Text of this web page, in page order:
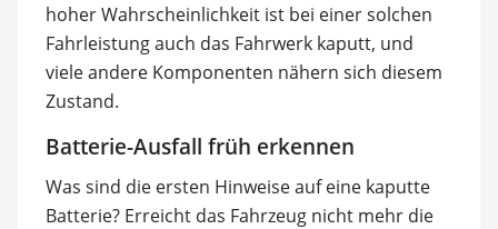
hoher Wahrscheinlichkeit ist bei einer solchen
Fahrleistung auch das Fahrwerk kaputt, und
viele andere Komponenten nähern sich diesem
Zustand.
Batterie-Ausfall früh erkennen
Was sind die ersten Hinweise auf eine kaputte
Batterie? Erreicht das Fahrzeug nicht mehr die